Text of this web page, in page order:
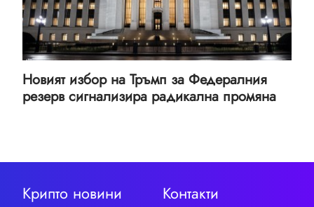
Новият избор на Тръмп за Федералния
резерв сигнализира радикална промяна
Крипто новини Контакти